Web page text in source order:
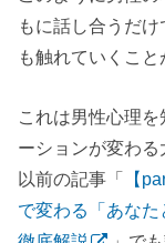
もに話し合うだ
も触れていくこと
これは男性心理
ーションが変わる
以前の記事「
【
で変わる「あな